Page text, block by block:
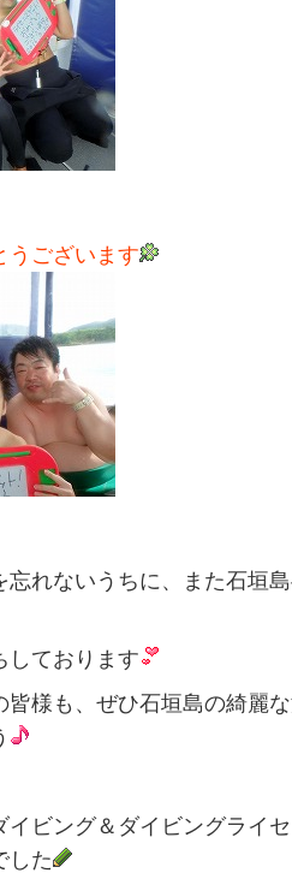
うございます
忘れないうちに、また石垣
しております
皆様も、ぜひ石垣島の綺麗
イビング＆ダイビングライ
した